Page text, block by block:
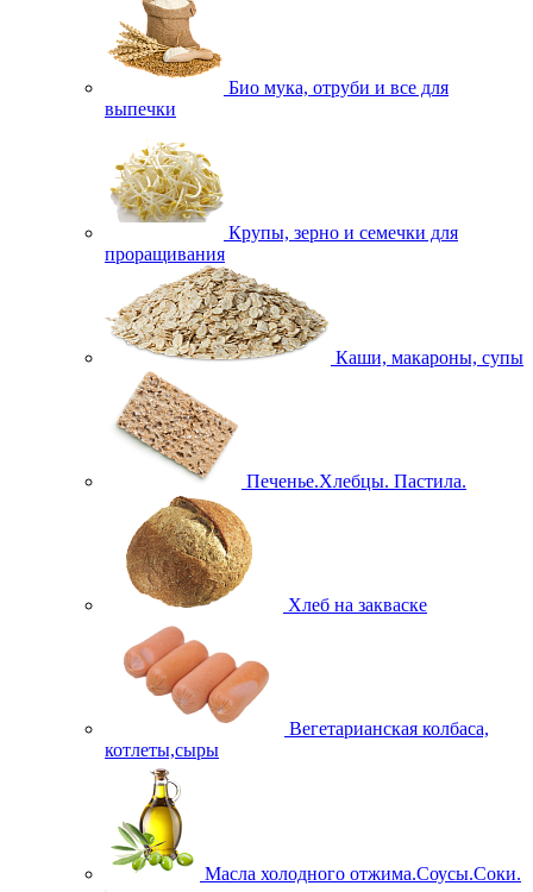
Био мука, отруби и все для
выпечки
Крупы, зерно и семечки для
проращивания
Каши, макароны, супы
Печенье.Хлебцы. Пастила.
Хлеб на закваске
Вегетарианская колбаса,
котлеты,сыры
Масла холодного отжима.Соусы.Соки.